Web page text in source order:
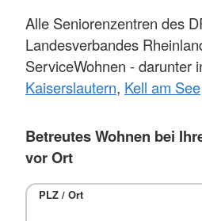
Alle Seniorenzentren des
Landesverbandes
ServiceWohnen - darunter
Kaiserslautern, Kell am See
Betreutes Wohnen bei
vor Ort
PLZ / Ort